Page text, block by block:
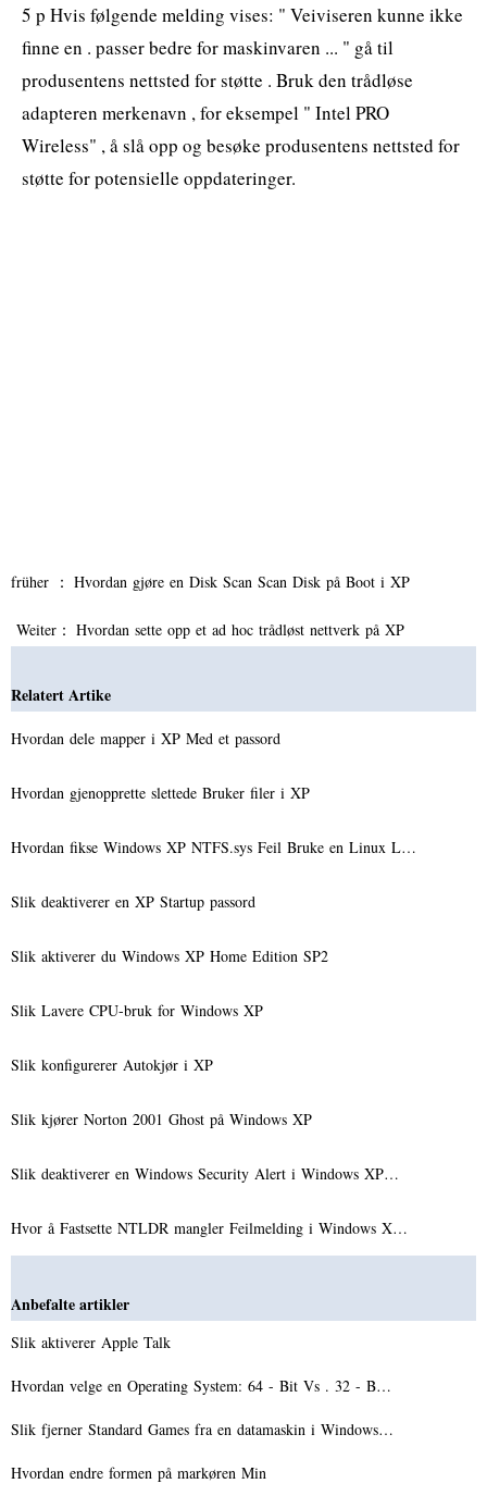
5 p Hvis følgende melding vises: " Veiviseren kunne ikke
finne en . passer bedre for maskinvaren ... " gå til
produsentens nettsted for støtte . Bruk den trådløse
adapteren merkenavn , for eksempel " Intel PRO
Wireless" , å slå opp og besøke produsentens nettsted for
støtte for potensielle oppdateringer.
früher ： Hvordan gjøre en Disk Scan Scan Disk på Boot i XP
Weiter： Hvordan sette opp et ad hoc trådløst nettverk på XP
Relatert Artike
Hvordan dele mapper i XP Med et passord
Hvordan gjenopprette slettede Bruker filer i XP
Hvordan fikse Windows XP NTFS.sys Feil Bruke en Linux L…
Slik deaktiverer en XP Startup passord
Slik aktiverer du Windows XP Home Edition SP2
Slik Lavere CPU-bruk for Windows XP
Slik konfigurerer Autokjør i XP
Slik kjører Norton 2001 Ghost på Windows XP
Slik deaktiverer en Windows Security Alert i Windows XP…
Hvor å Fastsette NTLDR mangler Feilmelding i Windows X…
Anbefalte artikler
Slik aktiverer Apple Talk
Hvordan velge en Operating System: 64 - Bit Vs . 32 - B…
Slik fjerner Standard Games fra en datamaskin i Windows…
Hvordan endre formen på markøren Min